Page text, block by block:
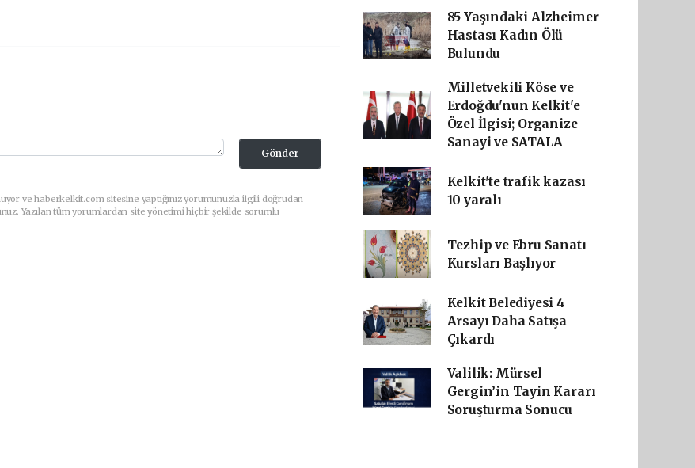
Gönder
ve haberkelkit.com sitesine yaptığınız yorumunuzla ilgili doğrudan
Yazılan tüm yorumlardan site yönetimi hiçbir şekilde sorumlu
85 Yaşındaki Alzheimer
Hastası Kadın Ölü
Bulundu
Milletvekili Köse ve
Erdoğdu'nun Kelkit'e
Özel İlgisi; Organize
Sanayi ve SATALA
Kelkit'te trafik kazası
10 yaralı
Tezhip ve Ebru Sanatı
Kursları Başlıyor
Kelkit Belediyesi 4
Arsayı Daha Satışa
Çıkardı
Valilik: Mürsel
Gergin’in Tayin Kararı
Soruşturma Sonucu